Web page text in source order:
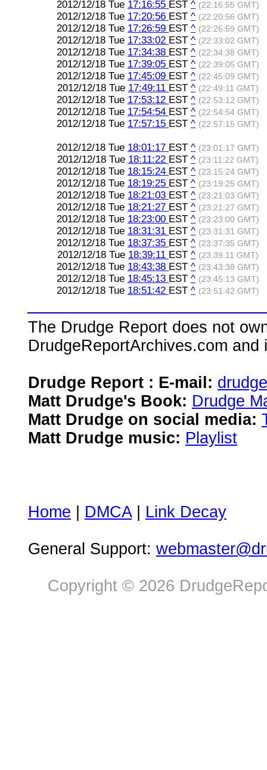
2012/12/18 Tue 17:16:55 EST ^ (22:16:55 GMT)
2012/12/18 Tue 17:20:56 EST ^ (22:20:56 GMT)
2012/12/18 Tue 17:26:59 EST ^ (22:26:59 GMT)
2012/12/18 Tue 17:33:02 EST ^ (22:33:02 GMT)
2012/12/18 Tue 17:34:38 EST ^ (22:34:38 GMT)
2012/12/18 Tue 17:39:05 EST ^ (22:39:05 GMT)
2012/12/18 Tue 17:45:09 EST ^ (22:45:09 GMT)
2012/12/18 Tue 17:49:11 EST ^ (22:49:11 GMT)
2012/12/18 Tue 17:53:12 EST ^ (22:53:12 GMT)
2012/12/18 Tue 17:54:54 EST ^ (22:54:54 GMT)
2012/12/18 Tue 17:57:15 EST ^ (22:57:15 GMT)
2012/12/18 Tue 18:01:17 EST ^ (23:01:17 GMT)
2012/12/18 Tue 18:11:22 EST ^ (23:11:22 GMT)
2012/12/18 Tue 18:15:24 EST ^ (23:15:24 GMT)
2012/12/18 Tue 18:19:25 EST ^ (23:19:25 GMT)
2012/12/18 Tue 18:21:03 EST ^ (23:21:03 GMT)
2012/12/18 Tue 18:21:27 EST ^ (23:21:27 GMT)
2012/12/18 Tue 18:23:00 EST ^ (23:23:00 GMT)
2012/12/18 Tue 18:31:31 EST ^ (23:31:31 GMT)
2012/12/18 Tue 18:37:35 EST ^ (23:37:35 GMT)
2012/12/18 Tue 18:39:11 EST ^ (23:39:11 GMT)
2012/12/18 Tue 18:43:38 EST ^ (23:43:38 GMT)
2012/12/18 Tue 18:45:13 EST ^ (23:45:13 GMT)
2012/12/18 Tue 18:51:42 EST ^ (23:51:42 GMT)
The Drudge Report does not
DrudgeReportArchives.com
Drudge Report : E-mail:
Matt Drudge's Book: Drudge
Matt Drudge on social media:
Matt Drudge music: Playlist
Home DMCA| Link Decay
General Support:
Copyright © 2026